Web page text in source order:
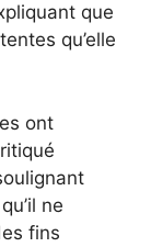
que
qu’elle
ont
ne
fins